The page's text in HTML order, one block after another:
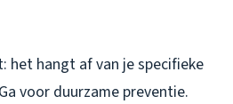
het hangt af van je specifieke
voor duurzame preventie.